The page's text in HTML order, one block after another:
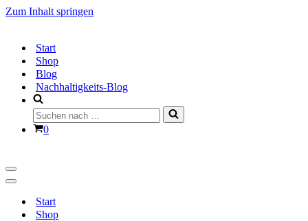
Zum Inhalt springen
Start
Shop
Blog
Nachhaltigkeits-Blog
Suchen
nach …
Warenkorb
0
Navigationsmenü
Navigationsmenü
Start
Shop